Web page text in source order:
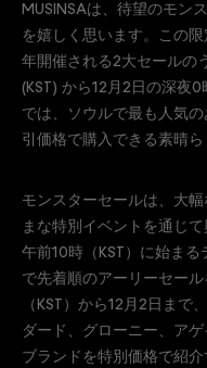
MUSINSAは、待望のモン
を嬉しく思います。この
年開催される2大セールの
(KST) から12月2日の深夜
では、ソウルで最も人気
引価格で購入できる素晴
モンスターセールは、大
まな特別イベントを通じ
午前10時（KST）に始ま
で先着順のアーリーセー
（KST）から12月2日まで
ダード、グローニー、ア
ブランドを特別価格で紹介